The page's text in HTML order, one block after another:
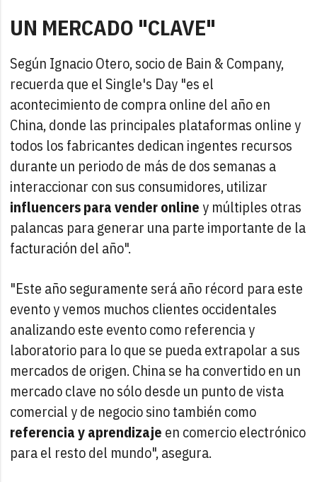
UN MERCADO "CLAVE"
Según Ignacio Otero, socio de Bain & Company,
recuerda que el Single's Day "es el
acontecimiento de compra online del año en
China, donde las principales plataformas online y
todos los fabricantes dedican ingentes recursos
durante un periodo de más de dos semanas a
interaccionar con sus consumidores, utilizar
influencers para vender onliney múltiples otras
palancas para generar una parte importante de la
facturación del año".
"Este año seguramente será año récord para este
evento y vemos muchos clientes occidentales
analizando este evento como referencia y
laboratorio para lo que se pueda extrapolar a sus
mercados de origen. China se ha convertido en un
mercado clave no sólo desde un punto de vista
comercial y de negocio sino también como
referencia y aprendizaje en comercio electrónico
para el resto del mundo", asegura.